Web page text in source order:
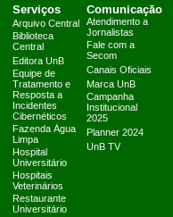
Serviços
Arquivo Central
Biblioteca
Central
Editora UnB
Equipe de
Tratamento e
Resposta a
Incidentes
Cibernéticos
Fazenda Água
Limpa
Hospital
Universitário
Hospitais
Veterinários
Restaurante
Universitário
Comunicação
Atendimento a
Jornalistas
Fale com a
Secom
Canais Oficiais
Marca UnB
Campanha
Institucional
2025
Planner 2024
UnB TV